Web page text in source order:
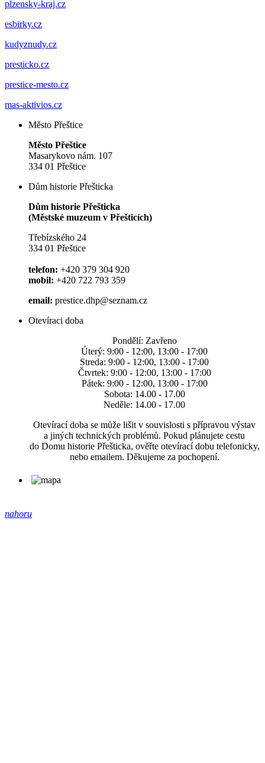
plzensky-kraj.cz
esbirky.cz
kudyznudy.cz
presticko.cz
prestice-mesto.cz
mas-aktivios.cz
Město Přeštice
Město Přeštice
Masarykovo nám. 107
334 01 Přeštice
Dům historie Přešticka
Dům historie Přešticka
(Městské muzeum v Přešticích)
Třebízského 24
334 01 Přeštice
telefon: +420 379 304 920
mobil: +420 722 793 359
email: prestice.dhp@seznam.cz
Otevíraci doba
Pondělí: Zavřeno
Úterý: 9:00 - 12:00, 13:00 - 17:00
Streda: 9:00 - 12:00, 13:00 - 17:00
Čtvrtek: 9:00 - 12:00, 13:00 - 17:00
Pátek: 9:00 - 12:00, 13:00 - 17:00
Sobota: 14.00 - 17.00
Neděle: 14.00 - 17.00
Otevírací doba se může lišit v souvislosti s přípravou výstav
a jiných technických problémů. Pokud plánujete cestu
do Domu historie Přešticka, ověřte otevírací dobu telefonicky,
nebo emailem. Děkujeme za pochopení.
nahoru